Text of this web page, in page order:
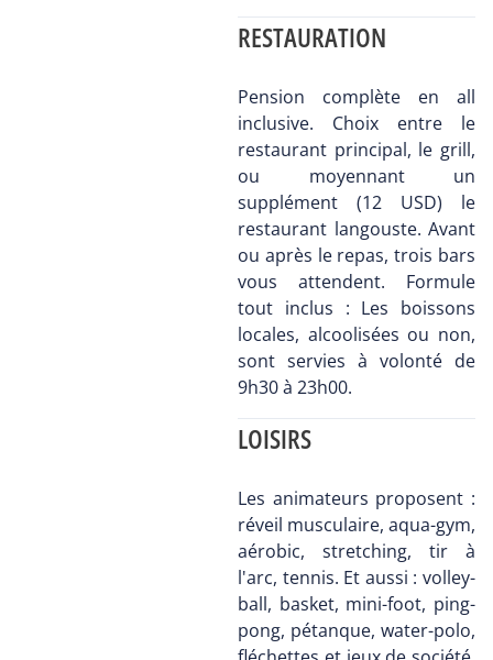
RESTAURATION
Pension complète en all
inclusive. Choix entre le
restaurant principal, le grill,
ou moyennant un
supplément (12 USD) le
restaurant langouste. Avant
ou après le repas, trois bars
vous attendent. Formule
tout inclus : Les boissons
locales, alcoolisées ou non,
sont servies à volonté de
9h30 à 23h00.
LOISIRS
Les animateurs proposent :
réveil musculaire, aqua-gym,
aérobic, stretching, tir à
l'arc, tennis. Et aussi : volley-
ball, basket, mini-foot, ping-
pong, pétanque, water-polo,